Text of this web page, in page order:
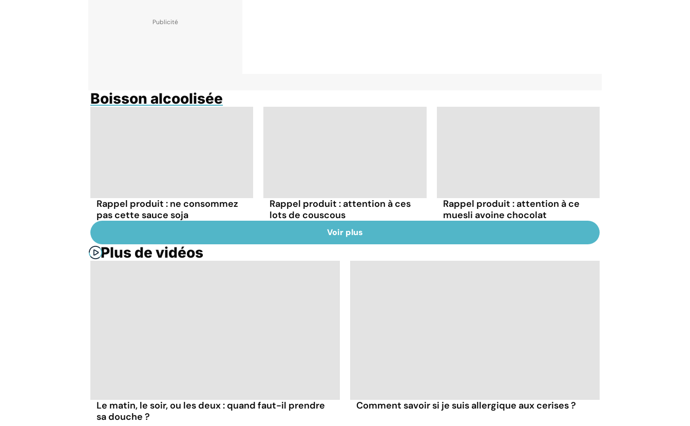
Boisson alcoolisée
Rappel produit : ne consommez
pas cette sauce soja
Rappel produit : attention à ces
lots de couscous
Rappel produit : attention à ce
muesli avoine chocolat
Voir plus
Plus de vidéos
Le matin, le soir, ou les deux : quand faut-il prendre
sa douche ?
Comment savoir si je suis allergique aux cerises ?